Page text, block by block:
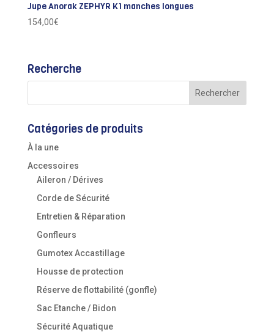
Jupe Anorak ZEPHYR K1 manches longues
154,00€
Recherche
Catégories de produits
À la une
Accessoires
Aileron / Dérives
Corde de Sécurité
Entretien & Réparation
Gonfleurs
Gumotex Accastillage
Housse de protection
Réserve de flottabilité (gonfle)
Sac Etanche / Bidon
Sécurité Aquatique